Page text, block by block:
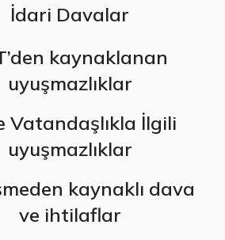
İdari Davalar
kaynaklanan
uyuşmazlıklar
Vatandaşlıkla İlgili
uyuşmazlıklar
kaynaklı dava
ve ihtilaflar